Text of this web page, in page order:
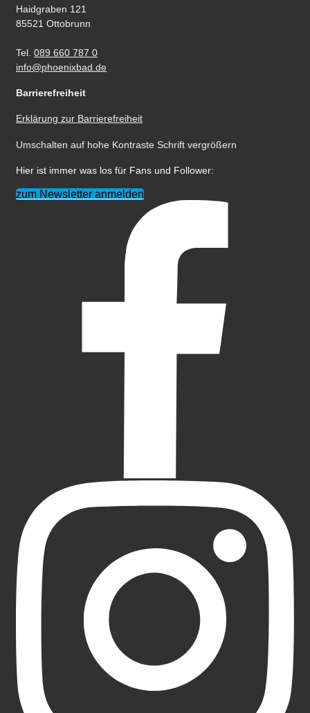
Haidgraben 121
85521 Ottobrunn
Tel. 089 660 787 0
info@phoenixbad.de
Barrierefreiheit
Erklärung zur Barrierefreiheit
Umschalten auf hohe Kontraste Schrift vergrößern
Hier ist immer was los für Fans und Follower:
zum Newsletter anmelden